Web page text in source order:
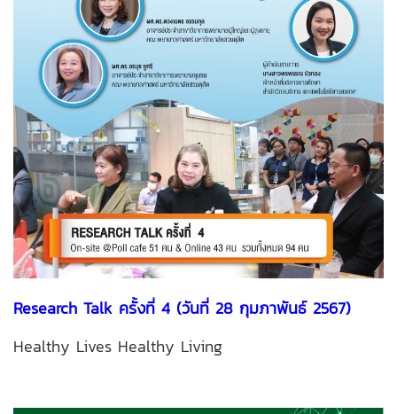
Research Talk ครั้งที่ 4 (วันที่ 28 กุมภาพันธ์ 2567)
Healthy Lives Healthy Living